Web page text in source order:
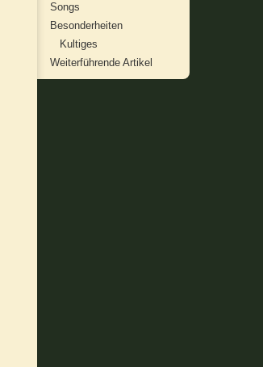
Songs
Besonderheiten
Kultiges
Weiterführende Artikel